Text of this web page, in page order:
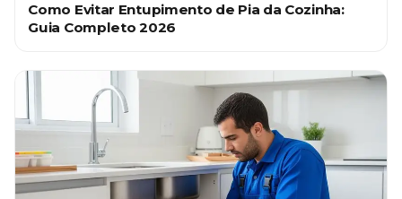
Como Evitar Entupimento de Pia da Cozinha:
Guia Completo 2026